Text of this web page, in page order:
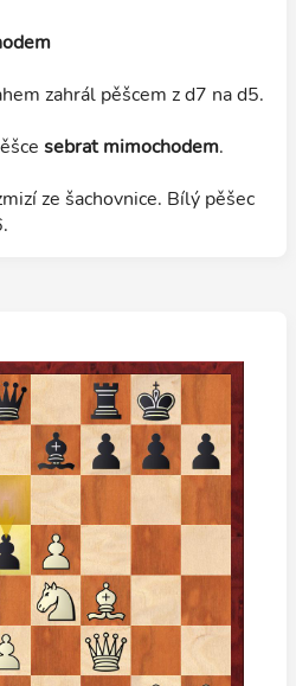
zahrál pěšcem z d7 na d5.
sebrat mimochodem.
ze šachovnice. Bílý pěšec